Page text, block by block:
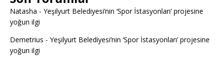
Natasha - Yeşilyurt Belediyesi’nin ‘Spor İstasyonları’ projesine
yoğun ilgi
Demetrius - Yeşilyurt Belediyesi’nin ‘Spor İstasyonları’ projesine
yoğun ilgi